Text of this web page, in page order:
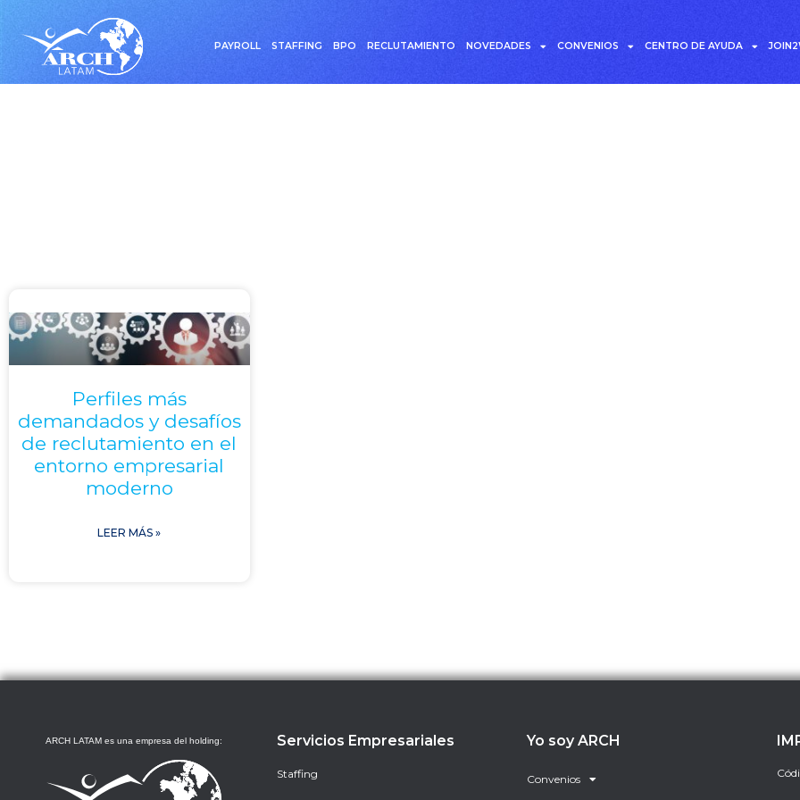
PAYROLL STAFFING BPO RECLUTAMIENTO NOVEDADES CONVENIOS CENTRO DE AYUDA
Perfiles más
demandados y desafíos
de reclutamiento en el
entorno empresarial
moderno
LEER MÁS »
ARCH LATAM es una empresa del holding: Servicios Empresariales
Staffing
Yo soy ARCH
Convenios